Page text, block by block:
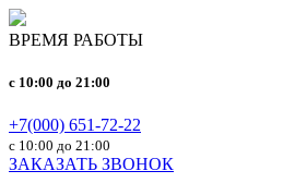
ВРЕМЯ РАБОТЫ
c 10:00 до 21:00
+7(000) 651-72-22
с 10:00 до 21:00
ЗАКАЗАТЬ ЗВОНОК